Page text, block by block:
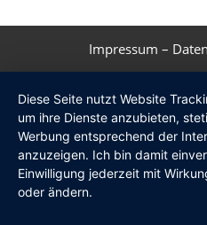
Impressum –
Diese Seite nutzt Website
um ihre Dienste anzubieten,
Werbung entsprechend der
anzuzeigen. Ich bin damit
Einwilligung jederzeit mit
oder ändern.